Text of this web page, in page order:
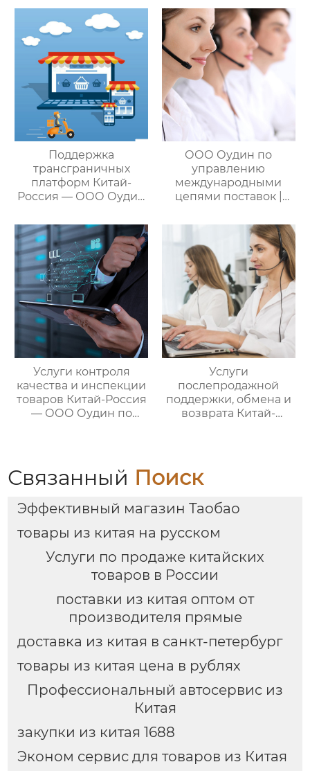
услуги
посреднических
закупок Китай-Россия:
комплексное
решение ваших
трансграничных задач
международными
цепями поставок
Поддержка
трансграничных
платформ Китай-
Россия — ООО Оудин
международными
цепями поставок
ООО Оудин по
управлению
международными
цепями поставок |
услуги для полного
посреднических
закупок Китай-Россия
Услуги контроля
качества и инспекции
товаров Китай-Россия
— ООО Оудин по
Услуги
послепродажной
поддержки, обмена и
возврата Китай-
Связанный Поиск
Эффективный магазин Таобао
товары из китая на русском
Услуги по продаже китайских
товаров в России
поставки из китая оптом от
производителя прямые
доставка из китая в санкт-петербург
товары из китая цена в рублях
Профессиональный автосервис из
Китая
закупки из китая 1688
Эконом сервис для товаров из Китая